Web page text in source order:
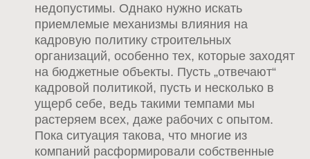
недопустимы. Однако нужно искать
приемлемые механизмы влияния на
кадровую политику строительных
организаций, особенно тех, которые заходят
на бюджетные объекты. Пусть „отвечают“
кадровой политикой, пусть и несколько в
ущерб себе, ведь такими темпами мы
растеряем всех, даже рабочих с опытом.
Пока ситуация такова, что многие из
компаний расформировали собственные